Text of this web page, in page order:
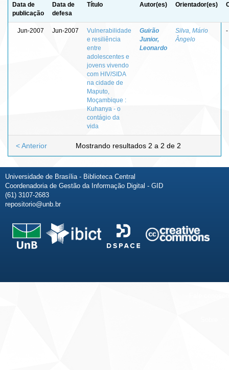
Data de
publicação
Data de
defesa
Título Autor(es) Orientador(es)
Jun-2007 Jun-2007
Vulnerabilidade
e resiliência
entre
adolescentes e
jovens vivendo
com HIV/SIDA
na cidade de
Maputo,
Moçambique :
Kuhanya - o
contágio da
vida
Guirão
Junior,
Leonardo
Silva, Mário
Ângelo
-
Mostrando resultados 2 a 2 de 2
< Anterior
Universidade de Brasília - Biblioteca Central
Coordenadoria de Gestão da Informação Digital - GID
(61) 3107-2683
repositorio@unb.br